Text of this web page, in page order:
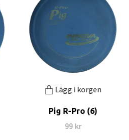
Lägg i korgen
Pig R-Pro (6)
99 kr